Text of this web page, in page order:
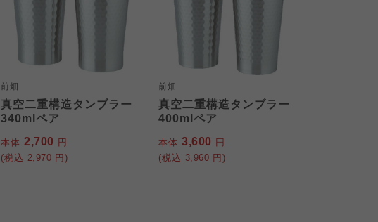
前畑
真空二重構造タンブラー
340mlペア
本体 2,700 円
(税込 2,970 円)
前畑
真空二重構造タンブラー
400mlペア
本体 3,600 円
(税込 3,960 円)